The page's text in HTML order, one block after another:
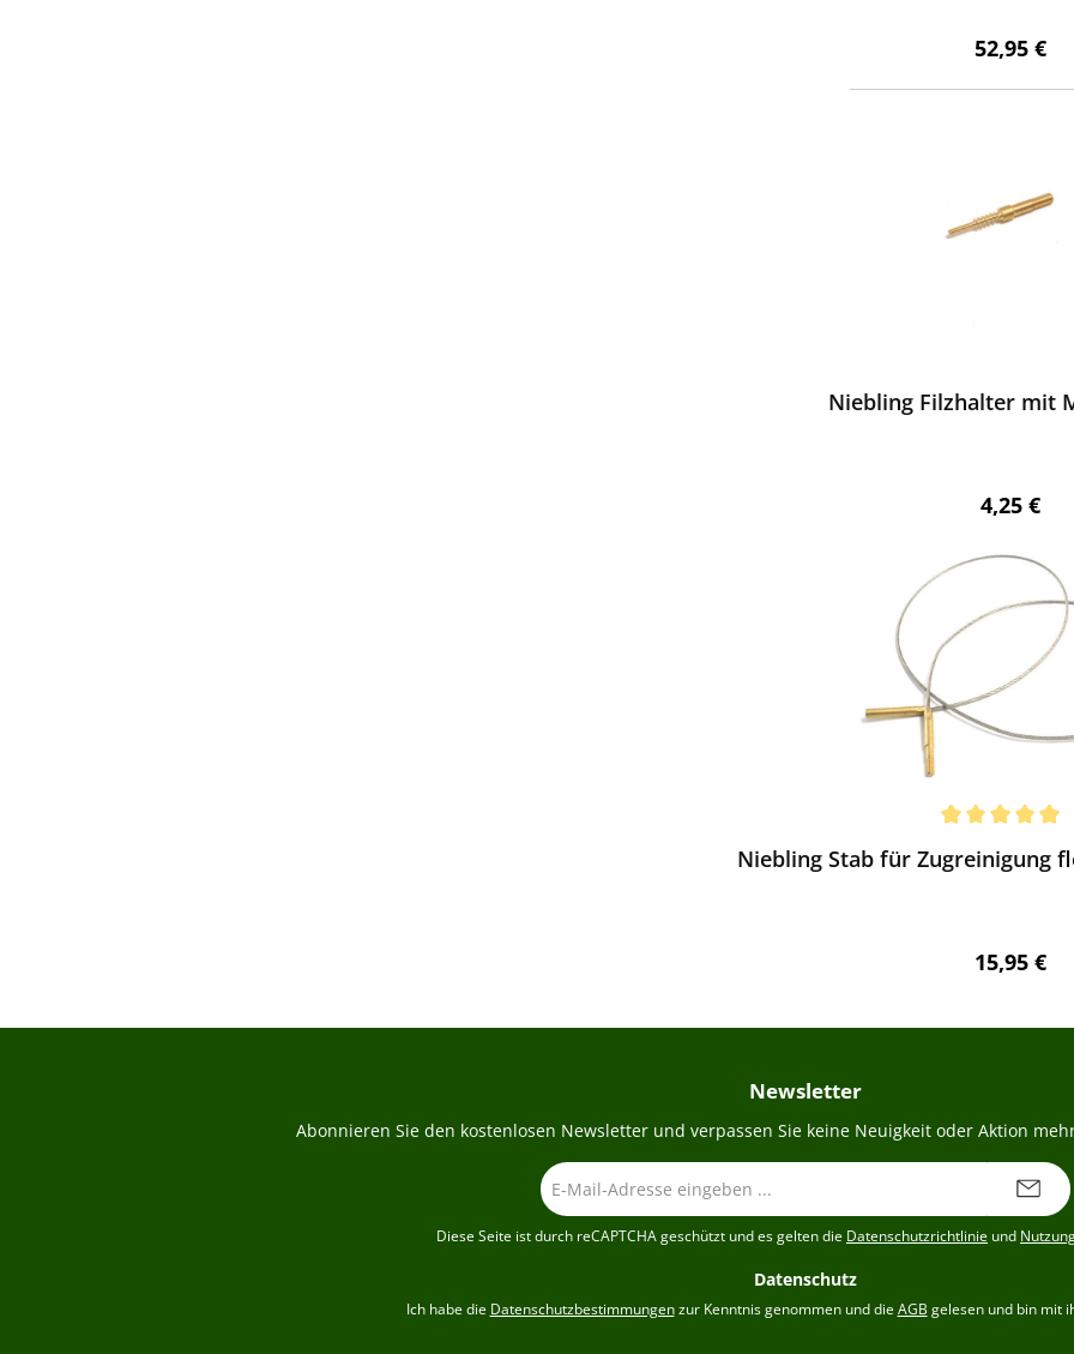
Regulärer
52,95 €
Niebling Filzhalter mit
Regulärer
4,25 €
Niebling Stab für Zugreinigung
Regulärer
15,95 €
Newsletter
Abonnieren Sie den kostenlosen Newsletter und verpassen Sie keine Neuigkeit oder Aktion
E-
Mail-
Adresse
Diese Seite ist durch reCAPTCHA geschützt und es gelten die Datenschutzrichtlinie und
Datenschutz
Ich habe die Datenschutzbestimmungenzur Kenntnis genommen und dieAGB gelesen und bin mit